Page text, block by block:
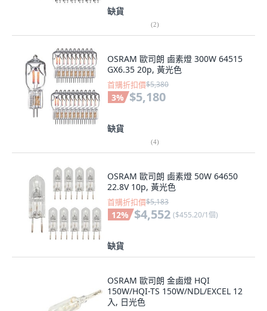
缺貨
(2)
OSRAM 歐司朗 鹵素燈 300W 64515
GX6.35 20p, 黃光色
首購折扣價$5,380
3% $5,180
缺貨
(4)
OSRAM 歐司朗 鹵素燈 50W 64650
22.8V 10p, 黃光色
首購折扣價$5,183
12% $4,552 ($455.20/1個)
缺貨
OSRAM 歐司朗 金鹵燈 HQI
150W/HQI-TS 150W/NDL/EXCEL 12
入, 日光色